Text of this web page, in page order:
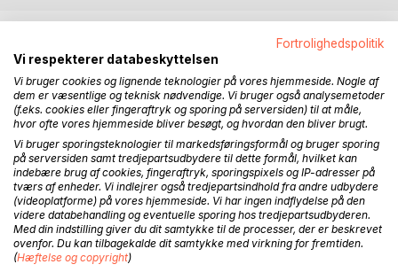
Min trilogi til og om Bodil består af bøgerne MIN Bodil, den
anden tid og Vi var Vi engang.
Bøgerne er i større eller mindre grad sammensat af strofer,
prosa og billeder i en skøn sammenblanding.
Formentlig afspejler de det kaos, jeg følte på det tidspunkt,
de hver især er skrevet.
Ideen med denne bog er at trække stroferne ud af de 3
bøger i den rækkefølge, de er skrevet og prøve at give
dem eget liv.
Jeg prøver at lave små monumenter for hende med alle
Fortrolighedspolitik
Vi respekterer databeskyttelsen
Vi bruger cookies og lignende teknologier på vores hjemmeside. Nogle af
dem er væsentlige og teknisk nødvendige. Vi bruger også analysemetoder
(f.eks. cookies eller fingeraftryk og sporing på serversiden) til at måle,
hvor ofte vores hjemmeside bliver besøgt, og hvordan den bliver brugt.
Vi bruger sporingsteknologier til markedsføringsformål og bruger sporing
på serversiden samt tredjepartsudbydere til dette formål, hvilket kan
indebære brug af cookies, fingeraftryk, sporingspixels og IP-adresser på
tværs af enheder. Vi indlejrer også tredjepartsindhold fra andre udbydere
(videoplatforme) på vores hjemmeside. Vi har ingen indflydelse på den
videre databehandling og eventuelle sporing hos tredjepartsudbyderen.
Med din indstilling giver du dit samtykke til de processer, der er beskrevet
ovenfor. Du kan tilbagekalde dit samtykke med virkning for fremtiden.
(Hæftelse og copyright)